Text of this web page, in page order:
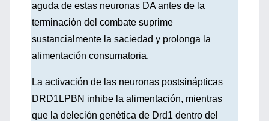
aguda de estas neuronas DA antes de la
terminación del combate suprime
sustancialmente la saciedad y prolonga la
alimentación consumatoria.
La activación de las neuronas postsinápticas
DRD1LPBN inhibe la alimentación, mientras
que la deleción genética de Drd1 dentro del